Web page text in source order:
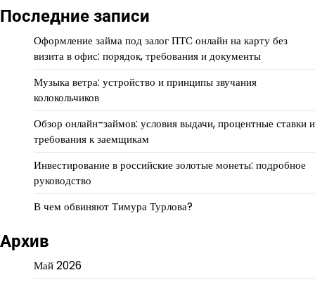
Последние записи
Оформление займа под залог ПТС онлайн на карту без
визита в офис: порядок, требования и документы
Музыка ветра: устройство и принципы звучания
колокольчиков
Обзор онлайн-займов: условия выдачи, процентные ставки и
требования к заемщикам
Инвестирование в российские золотые монеты: подробное
руководство
В чем обвиняют Тимура Турлова?
Архив
Май 2026